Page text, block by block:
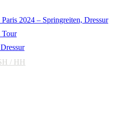
2024 – Springreiten, Dressur
Tour
/ HH